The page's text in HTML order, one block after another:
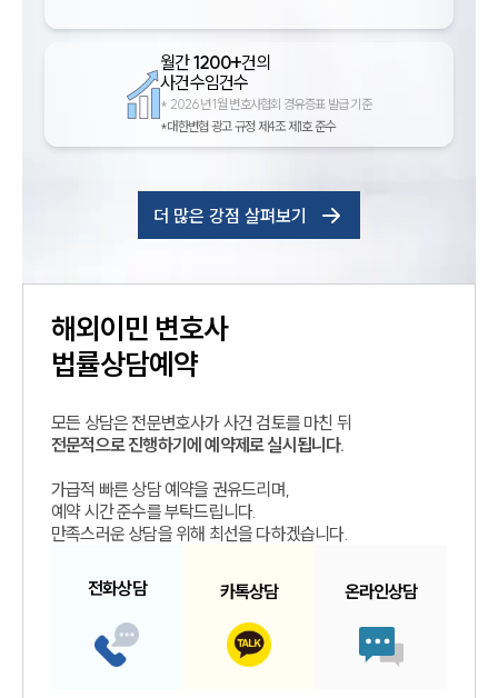
월간1200+건의
사건수임건수
* 2026년 1월 변호사협회 경유증표 발급 기준
*대한변협 광고 규정 제4조 제1호 준수
더 많은 강점 살펴보기
해외이민 변호사
법률상담예약
모든 상담은 전문변호사가 사건 검토를 마친 뒤
전문적으로 진행하기에 예약제로 실시됩니다.
가급적 빠른 상담 예약을 권유드리며,
예약 시간 준수를 부탁드립니다.
만족스러운 상담을 위해 최선을 다하겠습니다.
전화상담 카톡상담 온라인상담